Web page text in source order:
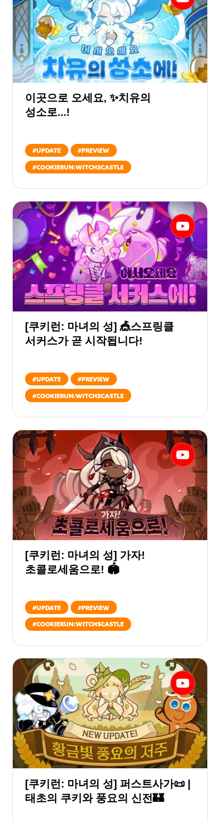
이곳으로 오세요, ✨치유의
성소로...!
#UPDATE #PREVIEW
#COOKIERUN:WITCHSCASTLE
[쿠키런: 마녀의 성] 🎪스프링클
서커스가 곧 시작됩니다!
#UPDATE #PREVIEW
#COOKIERUN:WITCHSCASTLE
[쿠키런: 마녀의 성] 가자!
초콜로세움으로! 🏟️
#UPDATE #PREVIEW
#COOKIERUN:WITCHSCASTLE
[쿠키런: 마녀의 성] 퍼스트사가📜 |
태초의 쿠키와 풍요의 신전🏰